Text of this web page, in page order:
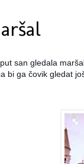
san gledala
bi ga čovik gledat